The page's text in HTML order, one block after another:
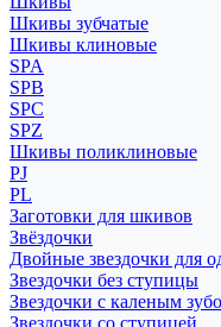
Шкивы зубчатые
Шкивы клиновые
SPA
SPB
SPC
SPZ
Шкивы поликлиновые
PJ
PL
Заготовки для шкивов
Звёздочки
Двойные звездочки для
Звездочки без ступицы
Звездочки с каленым
Звездочки со ступицей